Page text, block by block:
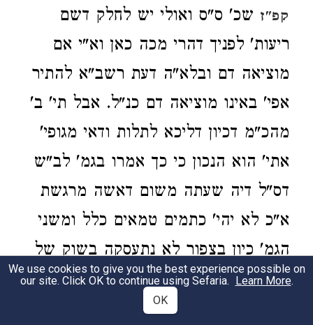
קפ"ז שכ' ס"ס ואולי יש לחלק דשם
ריעות' לפניך דהרי מכה כאן וא"י אם
מוציאה דם ובלא"ה דעת רשב"א להתיר
אפי' באינו מוציאה דם כנ"ל. אבל תי' ב'
מהכ"מ דכיון דליכא לתלות ודאי מגופי'
אתי' הוא הנכון כי כך אמרו בגמ' לב"ש
דס"ל דיה שעתה משום דאשה מרגשת
א"כ לא יהי' כתמים טמאים כלל ומשני
הגמ' כיון בצפור לא נתעסקה בשוק של
טבחים לא עברה האי דם מהיכי אתי'
וא"כ הדבר לב"ש מכ"ש לדידן דקיי"ל
We use cookies to give you the best experience possible on
our site. Click OK to continue using Sefaria. Learn More.
OK